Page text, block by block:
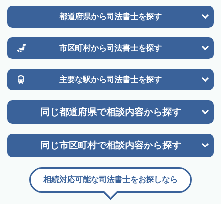
都道府県から司法書士を探す
市区町村から司法書士を探す
主要な駅から司法書士を探す
同じ都道府県で相談内容から探す
同じ市区町村で相談内容から探す
相続対応可能な司法書士をお探しなら